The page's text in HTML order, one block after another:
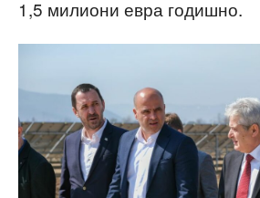
1,5 милиони евра годишно.